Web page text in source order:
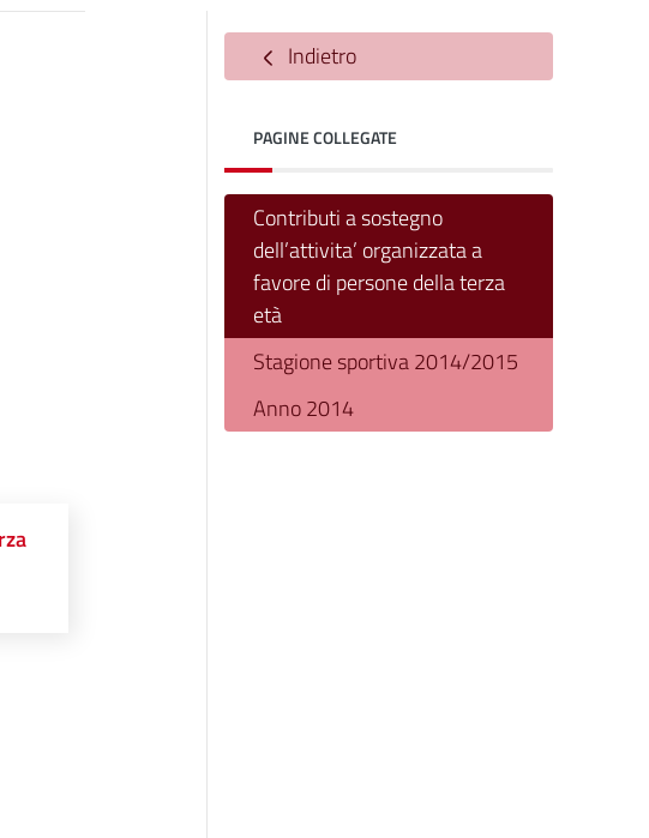
Indietro
PAGINE COLLEGATE
Contributi a sostegno
dell’attivita’ organizzata a
favore di persone della terza
età
Stagione sportiva 2014/2015
Anno 2014